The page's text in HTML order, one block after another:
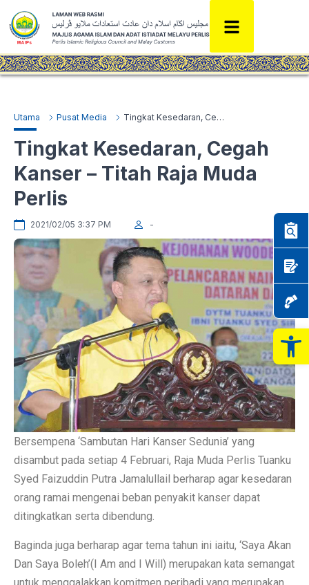
Utama Pusat Media Tingkat Kesedaran, Cegah Kanser – Titah Raja Muda Perlis
Tingkat Kesedaran, Cegah
Kanser – Titah Raja Muda
Perlis
2021/02/05 3:37 PM -
Bersempena ‘Sambutan Hari Kanser Sedunia’ yang
disambut pada setiap 4 Februari, Raja Muda Perlis Tuanku
Syed Faizuddin Putra Jamalullail berharap agar kesedaran
orang ramai mengenai beban penyakit kanser dapat
ditingkatkan serta dibendung.
Baginda juga berharap agar tema tahun ini iaitu, ‘Saya Akan
Dan Saya Boleh’(I Am and I Will) merupakan kata semangat